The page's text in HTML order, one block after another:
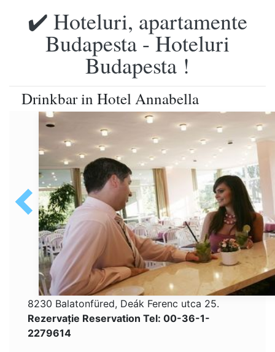
✔️ Hoteluri, apartamente
Budapesta - Hoteluri
Budapesta !
Drinkbar in Hotel Annabella
8230 Balatonfüred, Deák Ferenc utca 25.
Rezervaţie Reservation Tel: 00-36-1-
2279614